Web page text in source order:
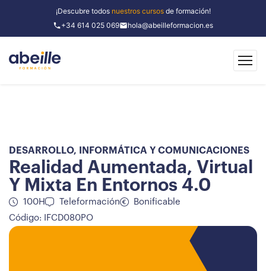
¡Descubre todos nuestros cursosde formación!
+34 614 025 069
hola@abeilleformacion.es
DESARROLLO, INFORMÁTICA Y COMUNICACIONES
Realidad Aumentada, Virtual
Y Mixta En Entornos 4.0
100H Teleformación
Bonificable
Código: IFCD080PO